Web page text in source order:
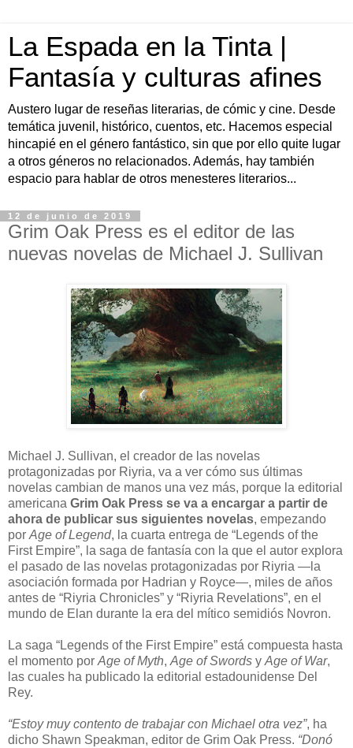
La Espada en la Tinta |
Fantasía y culturas afines
Austero lugar de reseñas literarias, de cómic y cine. Desde
temática juvenil, histórico, cuentos, etc. Hacemos especial
hincapié en el género fantástico, sin que por ello quite lugar
a otros géneros no relacionados. Además, hay también
espacio para hablar de otros menesteres literarios...
12 de junio de 2019
Grim Oak Press es el editor de las
nuevas novelas de Michael J. Sullivan
Michael J. Sullivan, el creador de las novelas
protagonizadas por Riyria, va a ver cómo sus últimas
novelas cambian de manos una vez más, porque la editorial
americana Grim Oak Press se va a encargar a partir de
ahora de publicar sus siguientes novelas, empezando
por Age of Legend, la cuarta entrega de “Legends of the
First Empire”, la saga de fantasía con la que el autor explora
el pasado de las novelas protagonizadas por Riyria —la
asociación formada por Hadrian y Royce—, miles de años
antes de “Riyria Chronicles” y “Riyria Revelations”, en el
mundo de Elan durante la era del mítico semidiós Novron.
La saga “Legends of the First Empire” está compuesta hasta
el momento por Age of Myth, Age of Swords y Age of War,
las cuales ha publicado la editorial estadounidense Del
Rey.
“Estoy muy contento de trabajar con Michael otra vez”, ha
dicho Shawn Speakman, editor de Grim Oak Press. “Donó